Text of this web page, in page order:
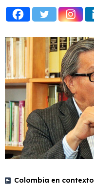
Colombia en contexto